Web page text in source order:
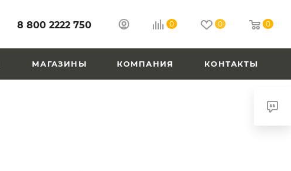
8 800 2222 750 0 0 0
МАГАЗИНЫ КОМПАНИЯ КОНТАКТЫ